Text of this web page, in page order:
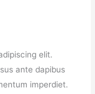
elit.
ante dapibus
imperdiet.